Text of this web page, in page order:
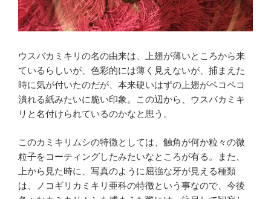
ウスバカミキリの名の由来は、上翅が薄いところから来
ているらしいが、色彩的には薄く見えないが、捕まえた
時に気が付いたのだが、本来硬いはずの上翅がペコペコ
潰れる紙みたいに脆い印象。この辺から、ウスバカミキ
リと名付けられているのかなと思う。
このカミキリムシの特徴としては、触角が何か粒々の微
粒子をコーティングしたみたいなところが有る。また、
上から見た時に、写真のように屈強な牙が見える種類
は、ノコギリカミキリ亜科の特徴という事なので、今後